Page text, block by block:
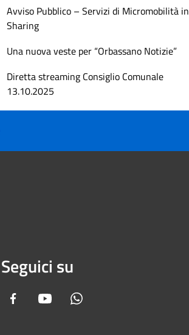
Avviso Pubblico – Servizi di Micromobilità in
Sharing
Una nuova veste per “Orbassano Notizie”
Diretta streaming Consiglio Comunale
13.10.2025
Seguici su
Facebook Youtube